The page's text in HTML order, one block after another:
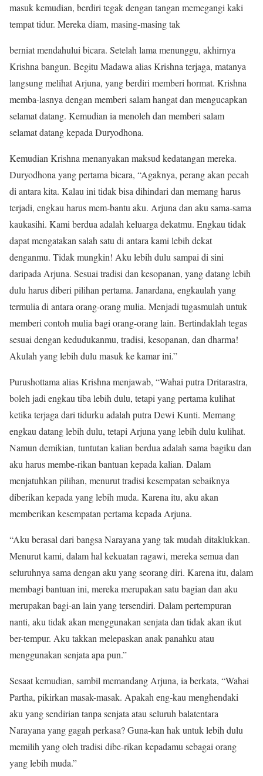
masuk kemudian, berdiri tegak dengan tangan memegangi kaki
tempat tidur. Mereka diam, masing-masing tak
berniat mendahului bicara. Setelah lama menunggu, akhirnya
Krishna bangun. Begitu Madawa alias Krishna terjaga, matanya
langsung melihat Arjuna, yang berdiri memberi hormat. Krishna
memba-lasnya dengan memberi salam hangat dan mengucapkan
selamat datang. Kemudian ia menoleh dan memberi salam
selamat datang kepada Duryodhona.
Kemudian Krishna menanyakan maksud kedatangan mereka.
Duryodhona yang pertama bicara, “Agaknya, perang akan pecah
di antara kita. Kalau ini tidak bisa dihindari dan memang harus
terjadi, engkau harus mem-bantu aku. Arjuna dan aku sama-sama
kaukasihi. Kami berdua adalah keluarga dekatmu. Engkau tidak
dapat mengatakan salah satu di antara kami lebih dekat
denganmu. Tidak mungkin! Aku lebih dulu sampai di sini
daripada Arjuna. Sesuai tradisi dan kesopanan, yang datang lebih
dulu harus diberi pilihan pertama. Janardana, engkaulah yang
termulia di antara orang-orang mulia. Menjadi tugasmulah untuk
memberi contoh mulia bagi orang-orang lain. Bertindaklah tegas
sesuai dengan kedudukanmu, tradisi, kesopanan, dan dharma!
Akulah yang lebih dulu masuk ke kamar ini.”
Purushottama alias Krishna menjawab, “Wahai putra Dritarastra,
boleh jadi engkau tiba lebih dulu, tetapi yang pertama kulihat
ketika terjaga dari tidurku adalah putra Dewi Kunti. Memang
engkau datang lebih dulu, tetapi Arjuna yang lebih dulu kulihat.
Namun demikian, tuntutan kalian berdua adalah sama bagiku dan
aku harus membe-rikan bantuan kepada kalian. Dalam
menjatuhkan pilihan, menurut tradisi kesempatan sebaiknya
diberikan kepada yang lebih muda. Karena itu, aku akan
memberikan kesempatan pertama kepada Arjuna.
“Aku berasal dari bangsa Narayana yang tak mudah ditaklukkan.
Menurut kami, dalam hal kekuatan ragawi, mereka semua dan
seluruhnya sama dengan aku yang seorang diri. Karena itu, dalam
membagi bantuan ini, mereka merupakan satu bagian dan aku
merupakan bagi-an lain yang tersendiri. Dalam pertempuran
nanti, aku tidak akan menggunakan senjata dan tidak akan ikut
ber-tempur. Aku takkan melepaskan anak panahku atau
menggunakan senjata apa pun.”
Sesaat kemudian, sambil memandang Arjuna, ia ber­kata, “Wahai
Partha, pikirkan masak-masak. Apakah eng-kau menghendaki
aku yang sendirian tanpa senjata atau seluruh balatentara
Narayana yang gagah perkasa? Guna-kan hak untuk lebih dulu
memilih yang oleh tradisi dibe-rikan kepadamu sebagai orang
yang lebih muda.”